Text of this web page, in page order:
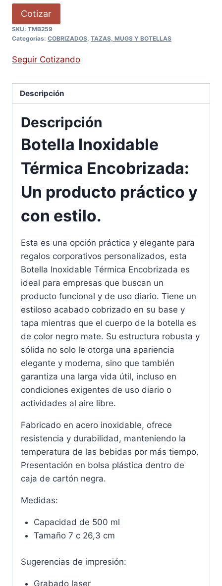
Cotizar
SKU: TMB259
Categorías: COBRIZADOS, TAZAS, MUGS Y BOTELLAS
Seguir Cotizando
Descripción
Descripción
Botella Inoxidable
Térmica Encobrizada:
Un producto práctico y
con estilo.
Esta es una opción práctica y elegante para
regalos corporativos personalizados, esta
Botella Inoxidable Térmica Encobrizada es
ideal para empresas que buscan un
producto funcional y de uso diario. Tiene un
estiloso acabado cobrizado en su base y
tapa mientras que el cuerpo de la botella es
de color negro mate. Su estructura robusta y
sólida no solo le otorga una apariencia
elegante y moderna, sino que también
garantiza una larga vida útil, incluso en
condiciones exigentes de uso diario o
actividades al aire libre.
Fabricado en acero inoxidable, ofrece
resistencia y durabilidad, manteniendo la
temperatura de las bebidas por más tiempo.
Presentación en bolsa plástica dentro de
caja de cartón negra.
Medidas:
Capacidad de 500 ml
Tamaño 7 c 26,3 cm
Sugerencias de impresión:
Grabado laser